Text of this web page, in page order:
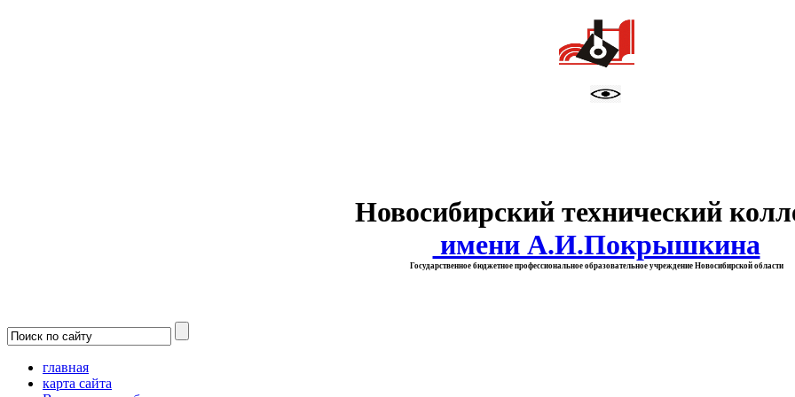
Новосибирский технический
имени А.И.Покрышкина
Государственное бюджетное профессиональное образовательное учреждение Новосибирской области
главная
карта сайта